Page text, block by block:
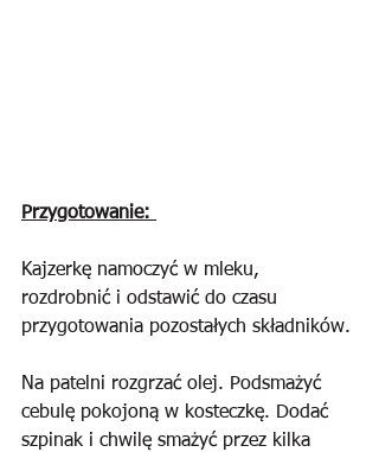
Przygotowanie:
Kajzerkę namoczyć w mleku,
rozdrobnić i odstawić do czasu
przygotowania pozostałych składników.
Na patelni rozgrzać olej. Podsmażyć
cebulę pokojoną w kosteczkę. Dodać
szpinak i chwilę smażyć przez kilka